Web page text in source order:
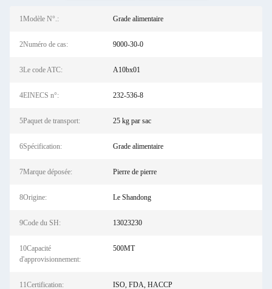
1Modèle N°.: Grade alimentaire
2Numéro de cas: 9000-30-0
3Le code ATC: A10bx01
4EINECS n°: 232-536-8
5Paquet de transport: 25 kg par sac
6Spécification: Grade alimentaire
7Marque déposée: Pierre de pierre
8Origine: Le Shandong
9Code du SH: 13023230
10Capacité
d'approvisionnement:
500MT
11Certification: ISO, FDA, HACCP